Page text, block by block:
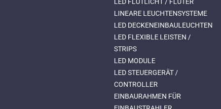
LINEARE LEUCHTENSYSTEME
LED DECKENEINBAULEUCHTEN
LED FLEXIBLE LEISTEN /
STRIPS
LED MODULE
LED STEUERGERÄT /
CONTROLLER
EINBAURAHMEN FÜR